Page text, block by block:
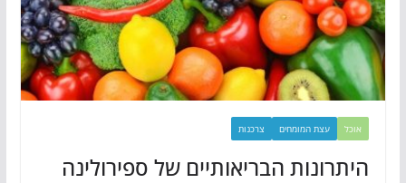
אוכל עצת המומחים צרכנות
היתרונות הבריאותיים של ספירולינה